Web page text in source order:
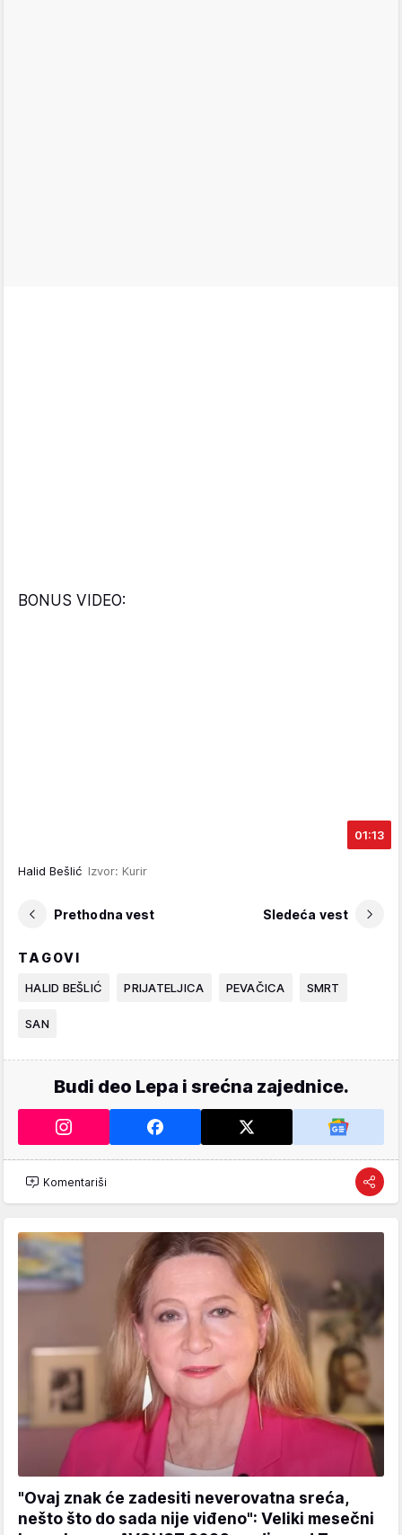
BONUS VIDEO:
01:13
Halid Bešlić Izvor: Kurir
Prethodna vest Sledeća vest
TAGOVI
HALID BEŠLIĆ PRIJATELJICA PEVAČICA SMRT
SAN
Budi deo Lepa i srećna zajednice.
Komentariši
"Ovaj znak će zadesiti neverovatna sreća,
nešto što do sada nije viđeno": Veliki mesečni